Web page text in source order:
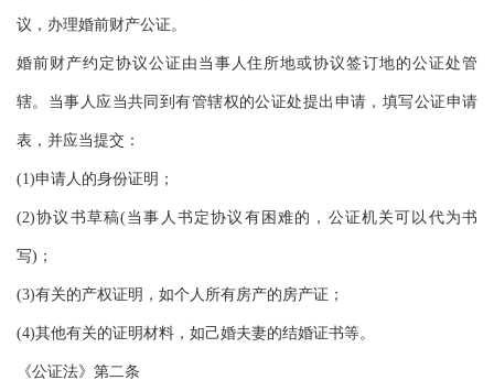
议，办理婚前财产公证。
婚前财产约定协议公证由当事人住所地或协议签订地的公证处管
辖。当事人应当共同到有管辖权的公证处提出申请，填写公证申请
表，并应当提交：
(1)申请人的身份证明；
(2)协议书草稿(当事人书定协议有困难的，公证机关可以代为书
写)；
(3)有关的产权证明，如个人所有房产的房产证；
(4)其他有关的证明材料，如己婚夫妻的结婚证书等。
《公证法》第二条